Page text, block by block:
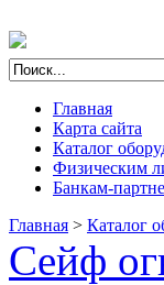
Главная
Карта сайта
Каталог
Физическим
Банкам-
Главная > Каталог
Сейф